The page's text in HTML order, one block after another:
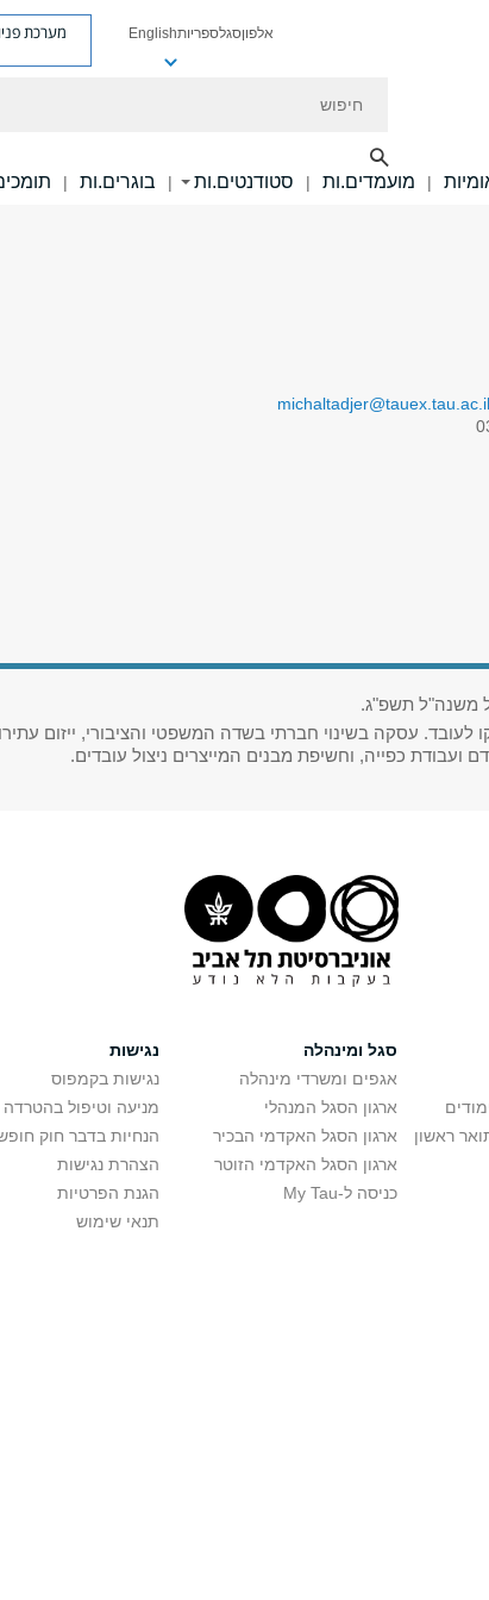
אלפוןסגלספריותEnglish מערכת
| מועמדים.ות | סטודנטים.ות | בוגרים.ות |
michaltadjer@tauex.tau.ac.il
משנה"ל תשפ"ג.
עסקה בשינוי חברתי בשדה המשפטי והציבורי, ייזום
ועבודת כפייה, וחשיפת מבנים המייצרים ניצול עובדים.
ראשון
סגל ומינהלה
אגפים ומשרדי מינהלה
ארגון הסגל המנהלי
ארגון הסגל האקדמי הבכיר
ארגון הסגל האקדמי הזוטר
כניסה ל-My Tau
נגישות
נגישות בקמפוס
מניעה וטיפול בהטרדה
הנחיות בדבר חוק
הצהרת נגישות
הגנת הפרטיות
תנאי שימוש